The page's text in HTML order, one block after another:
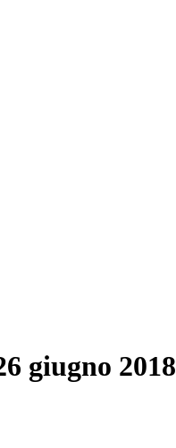
giugno 2018